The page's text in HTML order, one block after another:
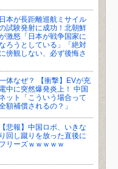
日本が長距離巡航ミサイル
試験発射に成功！北朝鮮
激怒「日本が戦争国家に
ろうとしている」「絶対
に傍観しない、必ず後悔さ
体なぜ？ 【衝撃】EVが充
電中に突然爆発炎上！ 中国
ネット「こういう場合って
額補償されるの？」
【悲報】中国ロボ、いきな
り回し蹴りを放った直後に
フリーズｗｗｗｗｗ